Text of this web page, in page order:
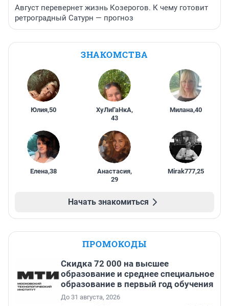
Август перевернет жизнь Козерогов. К чему готовит
ретроградный Сатурн — прогноз
ЗНАКОМСТВА
Юлия,50 ХуЛиГаНкА,
43
Милана,40
Елена,38 Анастасия,
29
Mirak777,25
Начать знакомиться
ПРОМОКОДЫ
Скидка 72 000 на высшее
образование и среднее специальное
образование в первый год обучения
До 31 августа, 2026